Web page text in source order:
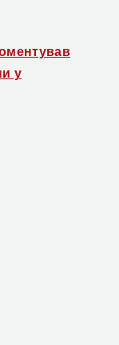
у